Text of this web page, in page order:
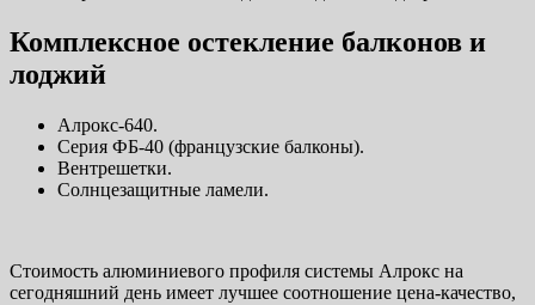
Комплексное остекление балконов и
лоджий
Алрокс-640.
Серия ФБ-40 (французские балконы).
Вентрешетки.
Солнцезащитные ламели.
Стоимость алюминиевого профиля системы Алрокс на
сегодняшний день имеет лучшее соотношение цена-качество,